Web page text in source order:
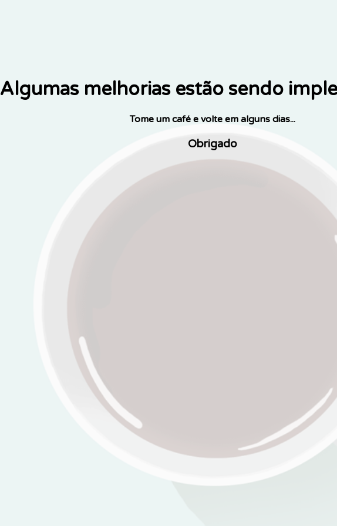
Algumas melhorias estão sendo
Tome um café e volte em alguns dias...
Obrigado